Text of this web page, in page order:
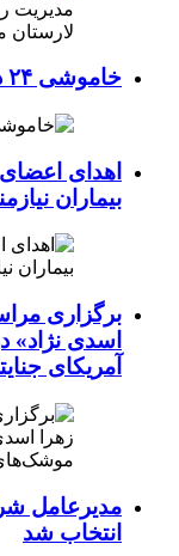
خاموشی ۲۴ دستگاه ماینر فاقد مجوز در لامرد
اهدای
بیماران
برگزاری
اسدی
آمریکای
مدیرعامل
انتخاب شد